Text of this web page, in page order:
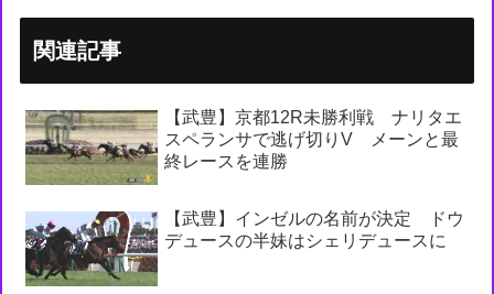
関連記事
【武豊】京都12R未勝利戦 ナリタエ
スペランサで逃げ切りV メーンと最
終レースを連勝
【武豊】インゼルの名前が決定 ドウ
デュースの半妹はシェリデュースに